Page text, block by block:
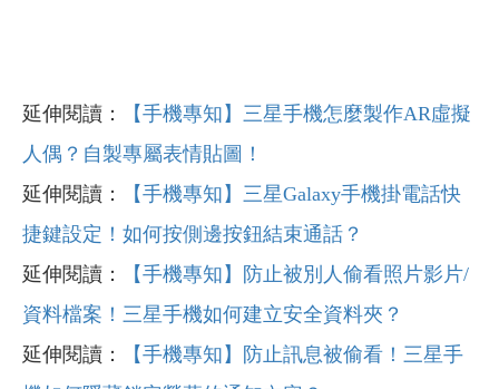
延伸閱讀：
【手機專知】三星手機怎麼製作AR虛擬
人偶？自製專屬表情貼圖！
延伸閱讀：
【手機專知】三星Galaxy手機掛電話快
捷鍵設定！如何按側邊按鈕結束通話？
延伸閱讀：
【手機專知】防止被別人偷看照片影片/
資料檔案！三星手機如何建立安全資料夾？
延伸閱讀：
【手機專知】防止訊息被偷看！三星手